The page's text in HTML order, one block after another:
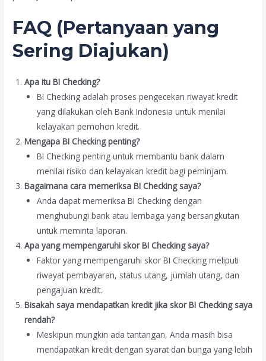
FAQ (Pertanyaan yang
Sering Diajukan)
Apa itu BI Checking?
BI Checking adalah proses pengecekan riwayat kredit
yang dilakukan oleh Bank Indonesia untuk menilai
kelayakan pemohon kredit.
Mengapa BI Checking penting?
BI Checking penting untuk membantu bank dalam
menilai risiko dan kelayakan kredit bagi peminjam.
Bagaimana cara memeriksa BI Checking saya?
Anda dapat memeriksa BI Checking dengan
menghubungi bank atau lembaga yang bersangkutan
untuk meminta laporan.
Apa yang mempengaruhi skor BI Checking saya?
Faktor yang mempengaruhi skor BI Checking meliputi
riwayat pembayaran, status utang, jumlah utang, dan
pengajuan kredit.
Bisakah saya mendapatkan kredit jika skor BI Checking saya
rendah?
Meskipun mungkin ada tantangan, Anda masih bisa
mendapatkan kredit dengan syarat dan bunga yang lebih